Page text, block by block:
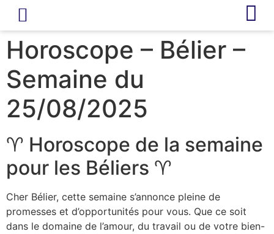
Horoscope – Bélier –
Semaine du
25/08/2025
♈ Horoscope de la semaine
pour les Béliers ♈
Cher Bélier, cette semaine s’annonce pleine de
promesses et d’opportunités pour vous. Que ce soit
dans le domaine de l’amour, du travail ou de votre bien-